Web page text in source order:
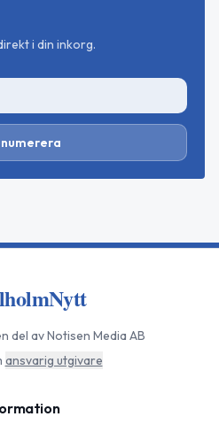
i din inkorg.
del av Notisen Media AB
ansvarig utgivare